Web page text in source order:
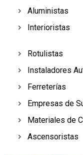
Aluministas
Interioristas
Rotulistas
Instaladores
Ferreterías
Empresas de
Materiales de
Ascensoristas